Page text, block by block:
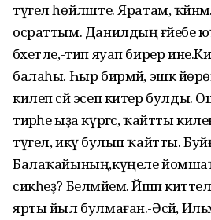
түгел һөйләште. Яратам,
осраттым. Данилдың ғәйебе
бәхетле,-тип яуап бирер
балаһы. Һыр бирмәй, эшкә
килеп сәй эсеп китер булды.
тирәһе ыҙа күргәс, ҡайтты
түгел, икәү булып ҡайтты.
Балаҡайының,күңеле
сикһеҙ? Белмәйем. Йәшәп
ярты йыл булмаған.-Әсәй,